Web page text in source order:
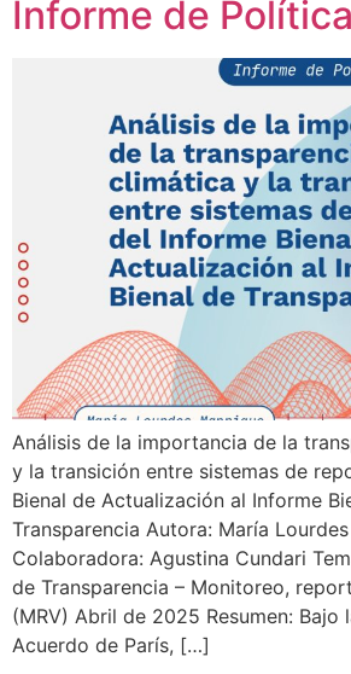
Informe de
Análisis de la importancia de la
y la transición entre sistemas de
Bienal de Actualización al Informe
Transparencia Autora: María
Colaboradora: Agustina Cundari
de Transparencia – Monitoreo,
(MRV) Abril de 2025 Resumen: Bajo
Acuerdo de París, […]